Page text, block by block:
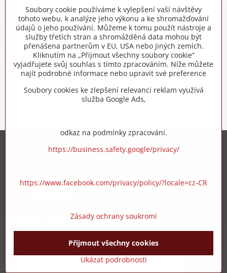
Nejsou žádné další produkty.
1 2
Potřebujete poradit?
Neváhejte nás kontaktovat
+420 775 973 319
Trovita s.r.o.
Vše k nákupu
Soubory cookie používáme k vylepšení vaší návštěvy
tohoto webu, k analýze jeho výkonu a ke shromažďování
údajů o jeho používání. Můžeme k tomu použít nástroje a
služby třetích stran a shromážděná data mohou být
přenášena partnerům v EU, USA nebo jiných zemích.
Kliknutím na „Přijmout všechny soubory cookie“
vyjadřujete svůj souhlas s tímto zpracováním. Níže můžete
najít podrobné informace nebo upravit své preference
Soubory cookies ke zlepšení relevanci reklam využívá
služba Google Ads,
odkaz na podmínky zpracování.
https://business.safety.google/privacy/
https://www.facebook.com/privacy/policy/?locale=cz-CR
Zásady ochrany soukromí
Ukázat podrobnosti
Přijmout všechny cookies